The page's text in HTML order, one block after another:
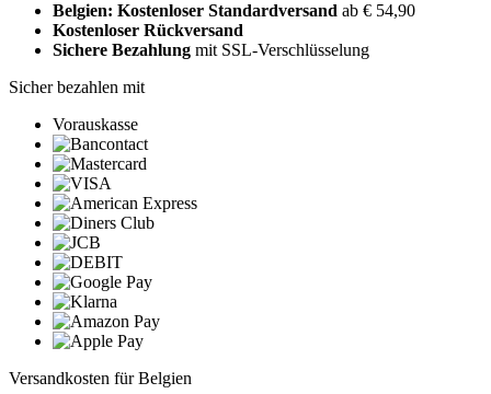
Belgien: Kostenloser Standardversand ab € 54,90
Kostenloser Rückversand
Sichere Bezahlung mit SSL-Verschlüsselung
Sicher bezahlen mit
Vorauskasse
Versandkosten für Belgien